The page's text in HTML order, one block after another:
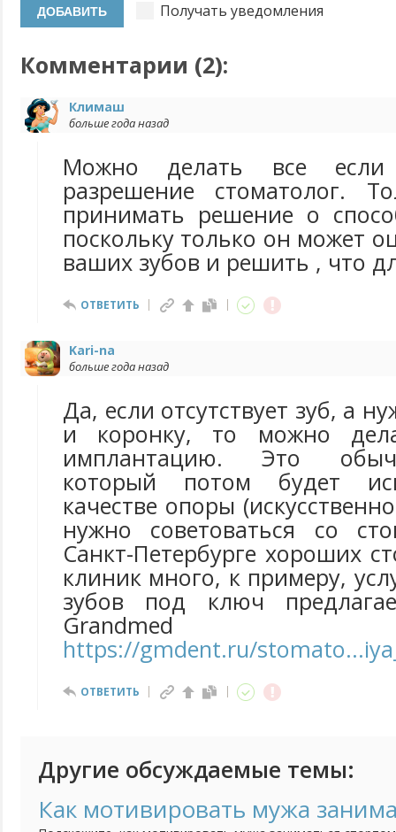
Получать уведомления
Комментарии (2):
Климаш
больше года назад
Можно делать все
разрешение стоматолог.
принимать решение о
поскольку только он может
ваших зубов и решить , что
ОТВЕТИТЬ
Kari-na
больше года назад
Да, если отсутствует зуб, а
и коронку, то можно
имплантацию. Это
который потом будет
качестве опоры
нужно советоваться со
Санкт-Петербурге хороших
клиник много, к примеру,
зубов под ключ
Grandmed
https://gmdent.ru/
ОТВЕТИТЬ
Другие обсуждаемые темы:
Как мотивировать мужа